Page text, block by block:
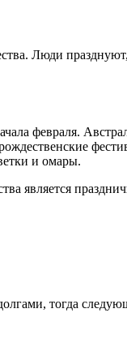
Люди празднуют,
февраля.
и омары.
является
тогда